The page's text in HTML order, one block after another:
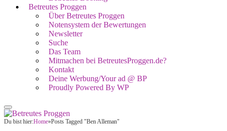
Betreutes Proggen
Über Betreutes Proggen
Notensystem der Bewertungen
Newsletter
Suche
Das Team
Mitmachen bei BetreutesProggen.de?
Kontakt
Deine Werbung/Your ad @ BP
Proudly Powered By WP
Du bist hier:Home»Posts Tagged "Ben Alleman"